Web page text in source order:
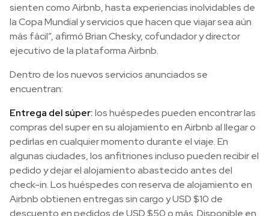
sienten como Airbnb, hasta experiencias inolvidables de
la Copa Mundial y servicios que hacen que viajar sea aún
más fácil”, afirmó Brian Chesky, cofundador y director
ejecutivo de la plataforma Airbnb.
Dentro de los nuevos servicios anunciados se
encuentran:
Entrega del súper:los huéspedes pueden encontrar las
compras del super en su alojamiento en Airbnb al llegar o
pedirlas en cualquier momento durante el viaje. En
algunas ciudades, los anfitriones incluso pueden recibir el
pedido y dejar el alojamiento abastecido antes del
check-in. Los huéspedes con reserva de alojamiento en
Airbnb obtienen entregas sin cargo y USD $10 de
descuento en pedidos de USD $50 o más. Disponible en